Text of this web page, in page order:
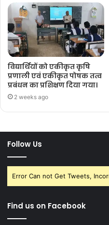
विद्यार्थियों को एकीकृत कृषि
प्रणाली एवं एकीकृत पोषक तत्व
प्रबंधन का प्रशिक्षण दिया गया।
2 weeks ago
Follow Us
Error Can not Get Tweets,
Find us on Facebook